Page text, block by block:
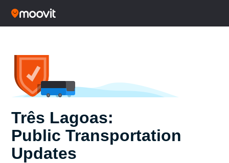
Três Lagoas:
Public Transportation
Updates